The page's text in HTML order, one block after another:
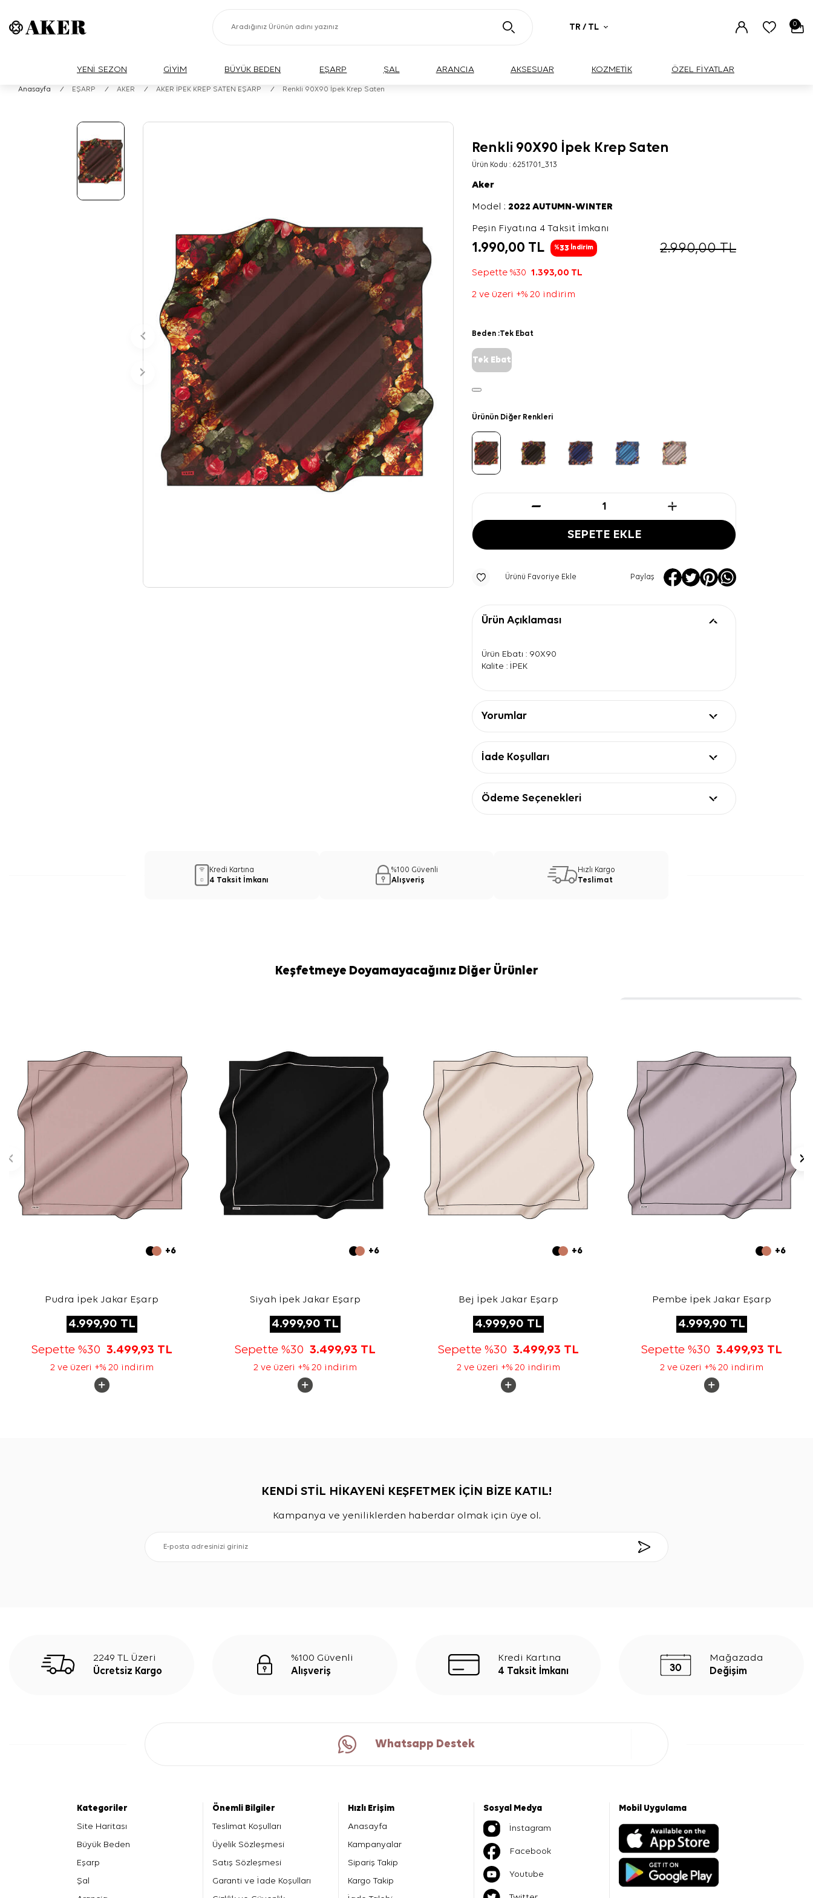
TR / TL 0
YENİ SEZON GİYİM BÜYÜK BEDEN EŞARP ŞAL ARANCIA AKSESUAR KOZMETİK ÖZEL FİYATLAR
Anasayfa / EŞARP / AKER / AKER İPEK KREP SATEN EŞARP / Renkli 90X90 İpek Krep Saten
Renkli 90X90 İpek Krep Saten
Ürün Kodu : 6251701_313
Aker
Model :2022 AUTUMN-WINTER
Peşin Fiyatına 4 Taksit İmkanı
1.990,00 TL %33 İndirim 2.990,00TL
Sepette %301.393,00 TL
2 ve üzeri +% 20 indirim
Beden :Tek Ebat
Tek Ebat
Ürünün Diğer Renkleri
SEPETE EKLE
Ürünü Favoriye Ekle Paylaş
Ürün Açıklaması
Ürün Ebatı : 90X90
Kalite : İPEK
Yorumlar
İade Koşulları
Ödeme Seçenekleri
Kredi Kartına
4 Taksit İmkanı
%100 Güvenli
Alışveriş
Hızlı Kargo
Teslimat
Keşfetmeye Doyamayacağınız Diğer Ürünler
+6
Pudra İpek Jakar Eşarp
4.999,90 TL
Sepette %30 3.499,93 TL
2 ve üzeri +% 20 indirim
+6
Siyah İpek Jakar Eşarp
4.999,90 TL
Sepette %30 3.499,93 TL
2 ve üzeri +% 20 indirim
+6
Bej İpek Jakar Eşarp
4.999,90 TL
Sepette %30 3.499,93 TL
2 ve üzeri +% 20 indirim
+6
Pembe İpek Jakar Eşarp
4.999,90 TL
Sepette %30 3.499,93 TL
2 ve üzeri +% 20 indirim
KENDİ STİL HİKAYENİ KEŞFETMEK İÇİN BİZE KATIL!
Kampanya ve yeniliklerden haberdar olmak için üye ol.
2249 TL Üzeri
Ücretsiz Kargo
%100 Güvenli
Alışveriş
Kredi Kartına
4 Taksit İmkanı
Mağazada
Değişim
Whatsapp Destek
Kategoriler
Site Haritası
Büyük Beden
Eşarp
Şal
Önemli Bilgiler
Teslimat Koşulları
Üyelik Sözleşmesi
Satış Sözleşmesi
Garanti ve İade Koşulları
Hızlı Erişim
Anasayfa
Kampanyalar
Sipariş Takip
Kargo Takip
Sosyal Medya
İnstagram
Facebook
Youtube
Mobil Uygulama